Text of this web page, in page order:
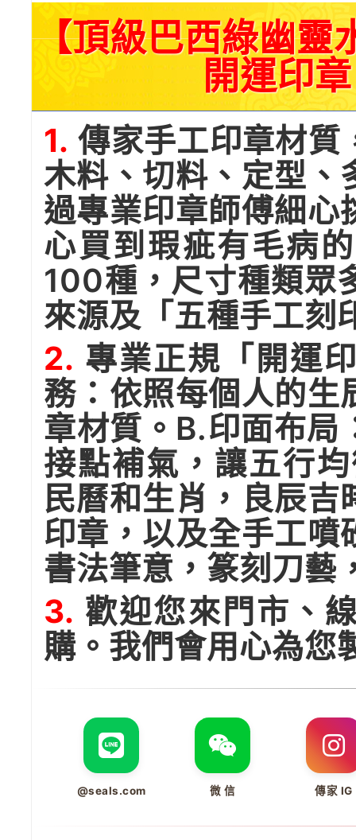
【頂級巴西綠幽靈
開運印
1. 傳家手工印章材質
木料、切料、定型、
過專業印章師傅細心
心買到瑕疵有毛病
100種，尺寸種類眾
來源及「五種手工刻
2. 專業正規「開運
務：依照每個人的生
章材質。B.印面布局
接點補氣，讓五行
民曆和生肖，良辰吉
印章，以及全手工噴
書法筆意，篆刻刀藝
3. 歡迎您來門市、
購。我們會用心為您
@seals.com 微 信 傳家 IG